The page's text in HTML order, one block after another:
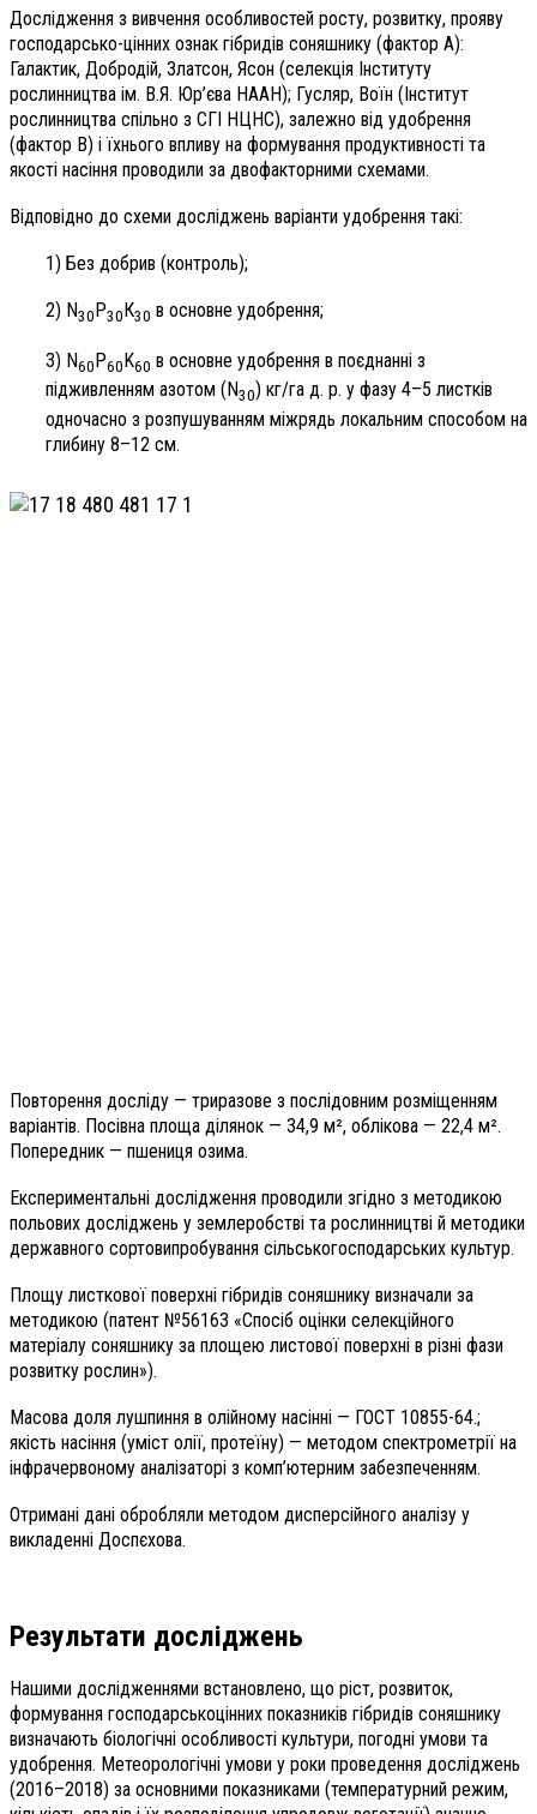
Дослідження з вивчення особливостей росту, розвитку, прояву
господарсько-цінних ознак гібридів соняшнику (фактор А):
Галактик, Добродій, Златсон, Ясон (селекція Інституту
рослинництва ім. В.Я. Юр’єва НААН); Гусляр, Воїн (Інститут
рослинництва спільно з СГІ НЦНС), залежно від удобрення
(фактор В) і їхнього впливу на формування продуктивності та
якості насіння проводили за двофакторними схемами.
Відповідно до схеми досліджень варіанти удобрення такі:
1) Без добрив (контроль);
2) N30Р30К30 в основне удобрення;
3) N60 P60 K60 в основне удобрення в поєднанні з
підживленням азотом (N30) кг/га д. р. у фазу 4–5 листків
одночасно з розпушуванням міжрядь локальним способом на
глибину 8–12 см.
Повторення досліду — триразове з послідовним розміщенням
варіантів. Посівна площа ділянок — 34,9 м², облікова — 22,4 м².
Попередник — пшениця озима.
Експериментальні дослідження проводили згідно з методикою
польових досліджень у землеробстві та рослинництві й методики
державного сортовипробування сільськогосподарських культур.
Площу листкової поверхні гібридів соняшнику визначали за
методикою (патент №56163 «Спосіб оцінки селекційного
матеріалу соняшнику за площею листової поверхні в різні фази
розвитку рослин»).
Масова доля лушпиння в олійному насінні — ГОСТ 10855-64.;
якість насіння (уміст олії, протеїну) — методом спектрометрії на
інфрачервоному аналізаторі з комп’ютерним забезпеченням.
Отримані дані обробляли методом дисперсійного аналізу у
викладенні Доспєхова.
Результати досліджень
Нашими дослідженнями встановлено, що ріст, розвиток,
формування господарськоцінних показників гібридів соняшнику
визначають біологічні особливості культури, погодні умови та
удобрення. Метеорологічні умови у роки проведення досліджень
(2016–2018) за основними показниками (температурний режим,